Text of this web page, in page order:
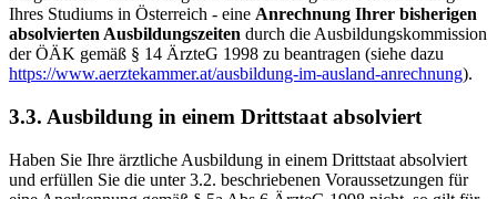
Ihres Studiums in Österreich - eine Anrechnung Ihrer bisherigen
absolvierten Ausbildungszeiten durch die Ausbildungskommission
der ÖÄK gemäß § 14 ÄrzteG 1998 zu beantragen (siehe dazu
https://www.aerztekammer.at/ausbildung-im-ausland-anrechnung).
3.3. Ausbildung in einem Drittstaat absolviert
Haben Sie Ihre ärztliche Ausbildung in einem Drittstaat absolviert
und erfüllen Sie die unter 3.2. beschriebenen Voraussetzungen für